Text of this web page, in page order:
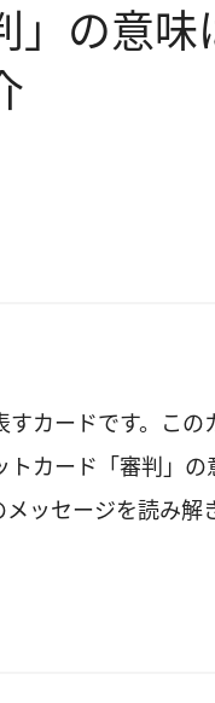
」の意
カードです。こ
カード「審判」の
ッセージを読み解